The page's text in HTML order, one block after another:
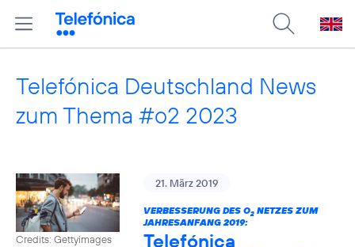
Telefónica Deutschland News
zum Thema #o2 2023
Credits: Gettyimages
21. März 2019
VERBESSERUNG DES O2NETZES ZUM
JAHRESANFANG 2019:
Telefónica